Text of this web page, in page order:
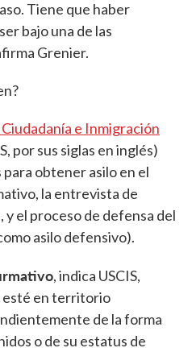
Tiene que haber
bajo una de las
Grenier.
e Inmigración
por sus siglas en inglés)
obtener asilo en el
la entrevista de
el proceso de defensa del
asilo defensivo).
, indica USCIS,
esté en territorio
de la forma
o de su estatus de